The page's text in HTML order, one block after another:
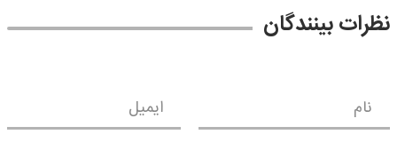
نظرات بینندگان
نام ایمیل